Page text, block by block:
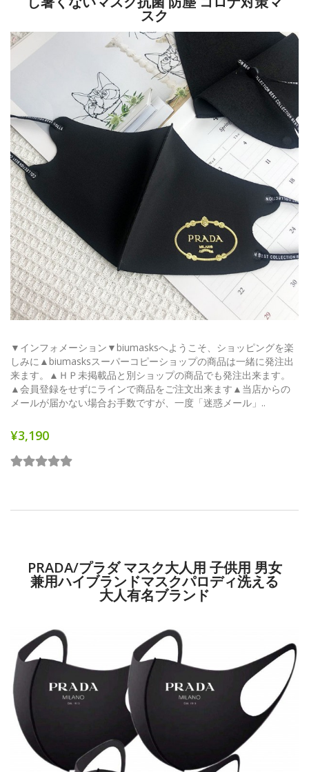
スク
▼インフォメーション▼biumasksへようこそ、ショッピングを楽
しみに▲biumasksスーパーコピーショップの商品は一緒に発注出
来ます。▲ＨＰ未掲載品と別ショップの商品でも発注出来ます。
▲会員登録をせずにラインで商品をご注文出来ます▲当店からの
メールが届かない場合お手数ですが、一度「迷惑メール」..
¥3,190
PRADA/プラダ マスク大人用 子供用 男女
兼用ハイブランドマスクパロディ洗える
大人有名ブランド